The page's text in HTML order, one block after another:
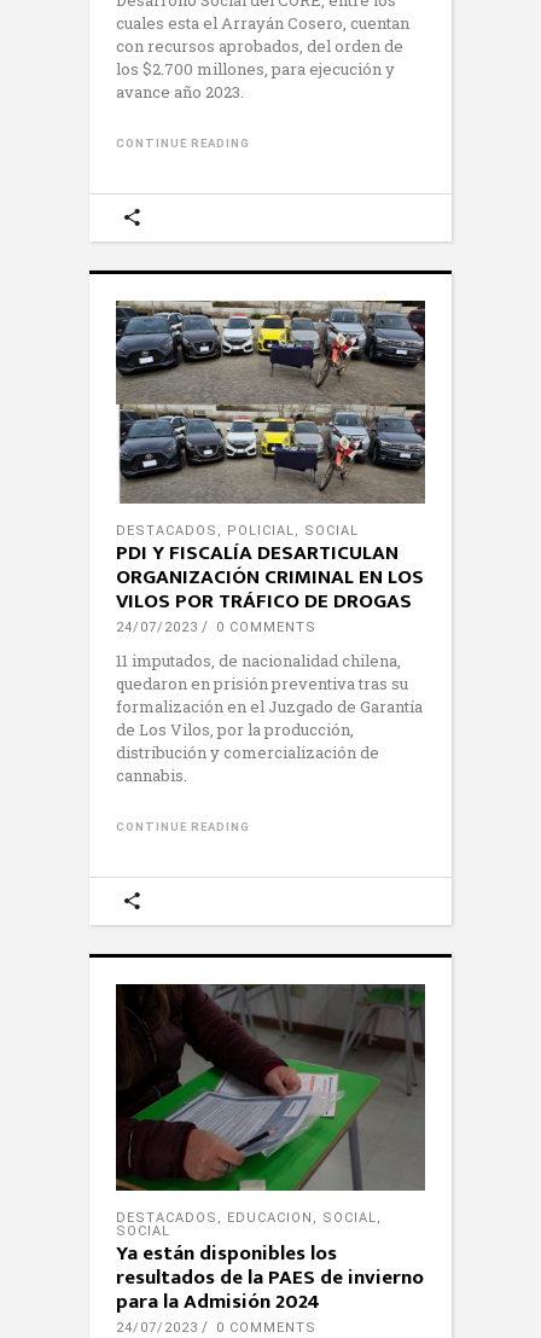
cuales esta el Arrayán Cosero, cuentan
con recursos aprobados, del orden de
los $2.700 millones, para ejecución y
avance año 2023.
CONTINUE READING
DESTACADOS , POLICIAL, SOCIAL
PDI Y FISCALÍA DESARTICULAN
ORGANIZACIÓN CRIMINAL EN LOS
VILOS POR TRÁFICO DE DROGAS
24/07/2023 0 COMMENTS
11 imputados, de nacionalidad chilena,
quedaron en prisión preventiva tras su
formalización en el Juzgado de Garantía
de Los Vilos, por la producción,
distribución y comercialización de
cannabis.
CONTINUE READING
DESTACADOS , EDUCACION , SOCIAL,
SOCIAL
Ya están disponibles los
resultados de la PAES de invierno
para la Admisión 2024
24/07/2023 0 COMMENTS